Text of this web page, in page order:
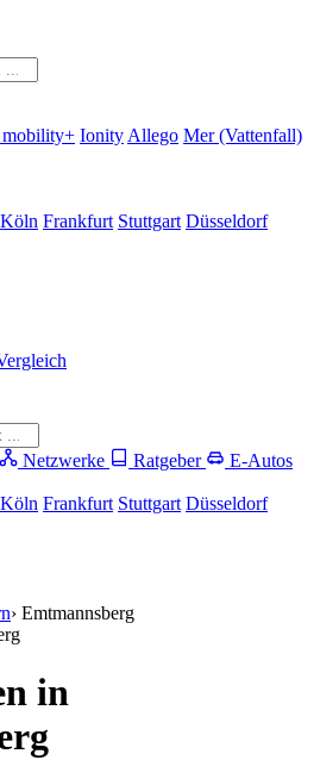
Ionity Allego Mer (Vattenfall)
Köln Frankfurt Stuttgart Düsseldorf
Netzwerke Ratgeber
E-Autos
Köln Frankfurt Stuttgart Düsseldorf
› Emtmannsberg
in